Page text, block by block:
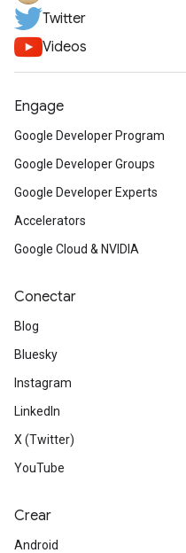
Twitter
Videos
Engage
Google Developer Program
Google Developer Groups
Google Developer Experts
Accelerators
Google Cloud & NVIDIA
Conectar
Blog
Bluesky
Instagram
LinkedIn
X (Twitter)
YouTube
Crear
Android